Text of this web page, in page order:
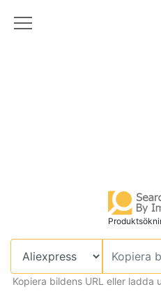
Kopiera bildens URL eller ladda